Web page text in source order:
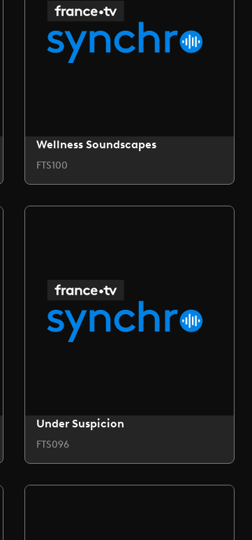
Wellness Soundscapes
FTS100
Under Suspicion
FTS096